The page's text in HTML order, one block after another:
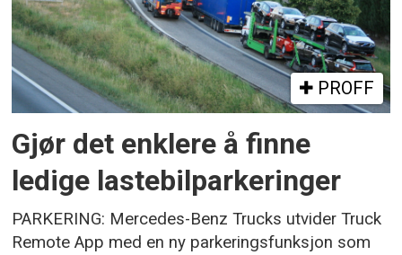
PROFF
Gjør det enklere å finne
ledige lastebilparkeringer
PARKERING: Mercedes-Benz Trucks utvider Truck
Remote App med en ny parkeringsfunksjon som